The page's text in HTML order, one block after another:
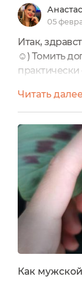
05
Итак,
☺️) Томить
практически
никак. Пока
не сработал
дезодорант
получила
упаковка и
Читать далее
Как